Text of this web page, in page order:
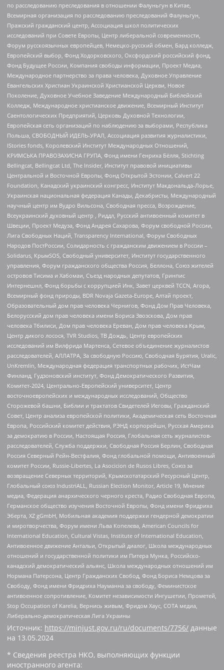
по расследованию преследования в отношении Фалуньгун в Китае,
Всемирная организация по расследованию преследований Фалуньгун,
Пражский гражданский центр, Ассоциация школ политических
исследований при Совете Европы, Центр либеральной современности,
Форум русскоязычных европейцев, Немецко-русский обмен, Бард колледж,
Европейский выбор, Фонд Ходорковского, Оксфордский российский фонд,
Фонд Будущее России, Компания свободы информации, Проект Медиа,
Международное партнерство за права человека, Духовное Управление
Евангельских Христиан Украинской Христианской Церкви, Новое
Поколение, Духовное Учебное Заведение Международный Библейский
Колледж, Международное христианское движение, Всемирный Институт
Саентологических Предприятий, Церковь Духовной Технологии,
Европейская сеть организаций по наблюдению за выборами, Республика
Польша, СВОБОДНЫЙ ИДЕЛЬ-УРАЛ, Ассоциация развития журналистики,
IStories fonds, Королевский Институт Международных Отношений,
КРИМСЬКА ПРАВОЗАХИСНА ГРУПА, Фонд имени Генриха Бёлля, Stichting
Bellingcat, Bellingcat Ltd, The Insider, Институт правовой инициативы
Центральной и Восточной Европы, Фонд Открытой Эстонии, Calvert 22
Foundation, Канадский украинский конгресс, Институт Макдональда-Лорье,
Украинская национальная федерация Канады, Декабристы, Международный
научный центр им Вудро Вильсона, Свободная пресса, Возрождение,
Всеукраинский духовный центр , Риддл, Русский антивоенный комитет в
Швеции, Проект Медуза, Фонд Андрея Сахарова, Форум свободной России,
Лига Свободных Наций, Transparеncy International, Форум Свободных
Народов ПостРоссии, Солидарность с гражданским движением в России –
Solidarus, КрымSOS, Свободный университет, Институт государственного
управления, Форум гражданского общества Россия, Беллона, Союз жителей
островов Тисима и Хабомаи, Съезд народных депутатов, Гринпис
Интернешнл, Фонд борьбы с коррупцией Инк, Завет церквей TCCN, Агора,
Всемирный фонд природы, BDR Novaja Gazeta-Europe, Алтай проект,
Образовательный дом прав человека Чернигов, Фонд Дом Прав Человека,
Белорусский дом прав человека имени Бориса Звозскова, Дом прав
человека Тбилиси, Дом прав человека Ереван, Дом прав человека Крым,
Центр дикого лосося, TVR Studios, ТВ Дождь, Центр европейских
исследований им Вилфрида Мартенса, Сетевое объединение журналистов
расследователей, АЛЛАТРА, За свободную Россию, Свободная Бурятия, Uralic,
UnKremlin, Международная федерация транспортных рабочих, ИстЧам
Финланд, Гудзоновский институт, Фонд Демократического Развития,
Комитет-2024, Центрально-Европейский университет, Центр
восточноевропейских и международных исследований, Общество
Сторожевой башни, Библии и трактатов Свидетелей Иеговы, Гражданский
Совет, Центр анализа европейской политики, Академическая сеть Восточная
Европа, Российский комитет действия, РЭНД корпорейшн, Русская Америка
за демократию в России, Настоящая Россия, Глобальная сеть журналистов-
расследователей, Служба поддержки, Свободная Россия Берлин, Свободная
Россия Северный Рейн-Вестфалия, Фонд глобальной помощи, Антивоенный
комитет России, Russie-Libertes, La Asocicion de Rusos Libres, Союз за
возвращение Северных территорий, Крымскотатарский Ресурсный Центр,
Глобальный союз IndustriALL, Russian Election Monitor, Article 19, Мнение
медиа, Федерация анархического черного креста, Радио Свободная Европа,
Германское общество изучения Восточной Европы, Фонд имени Фридриха
Эберта, XZ gGmbH, Мобильная академия поддержки гендерной демократии
и миротворчества, Форум имени Льва Копелева, American Councils for
International Education, Cultural Vistas, Institute of International Education,
Антивоенное движение Антальи, Открытый диалог, Школа международных
отношений и государственной политики им Питера Мунка, Российско-
канадский демократический альянс, Школа международных отношений им
Нормана Патерсона, Центр Гражданских Свобод, Фонд Бориса Немцова за
Свободу, Фонд имени Фридриха Науманна за свободу, Феминистское
антивоенное сопротивление, Комитет независимости Ингушетии, Прометей,
Stop Occupation of Karelia, Вернись живым, Фридом Хаус, СОТА медиа,
Либерально-демократическая Лига Украины
Источник: https://minjust.gov.ru/ru/documents/7756/ данные
на 13.05.2024
* Сведения реестра НКО, выполняющих функции
иностранного агента: